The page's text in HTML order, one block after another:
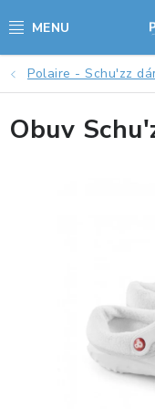
na
AKCE - SLEVY -
STOLY A ŽIDLE
NOHY KE STOLU A
PŘÍSLUŠENSTVÍ KE
KANCELÁŘSKÉ
Polaire - Schu'zz
Obuv